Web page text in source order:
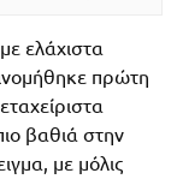
ελάχιστα
πρώτη
βαθιά στην
με μόλις